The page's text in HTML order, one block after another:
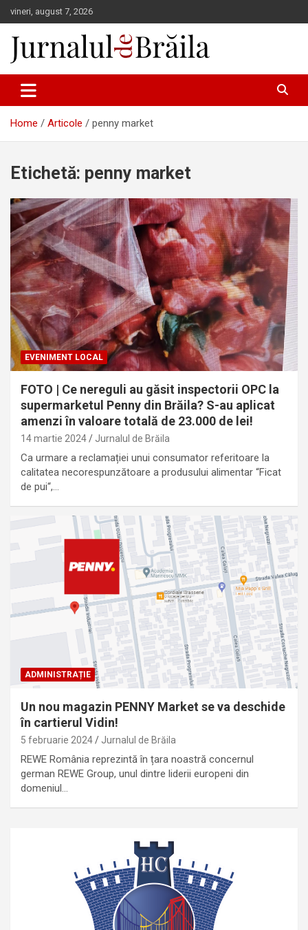
Skip
to
content
vineri, august 7, 2026
Jurnalul de Brăila
Home Articole penny market
Etichetă: penny market
EVENIMENT LOCAL
FOTO | Ce nereguli au găsit inspectorii OPC la
supermarketul Penny din Brăila? S-au aplicat
amenzi în valoare totală de 23.000 de lei!
14 martie 2024 Jurnalul de Brăila
Ca urmare a reclamației unui consumator referitoare la
calitatea necorespunzătoare a produsului alimentar “Ficat
de pui“,…
ADMINISTRAȚIE
Un nou magazin PENNY Market se va deschide
în cartierul Vidin!
5 februarie 2024 Jurnalul de Brăila
REWE România reprezintă în țara noastră concernul
german REWE Group, unul dintre liderii europeni din
domeniul…